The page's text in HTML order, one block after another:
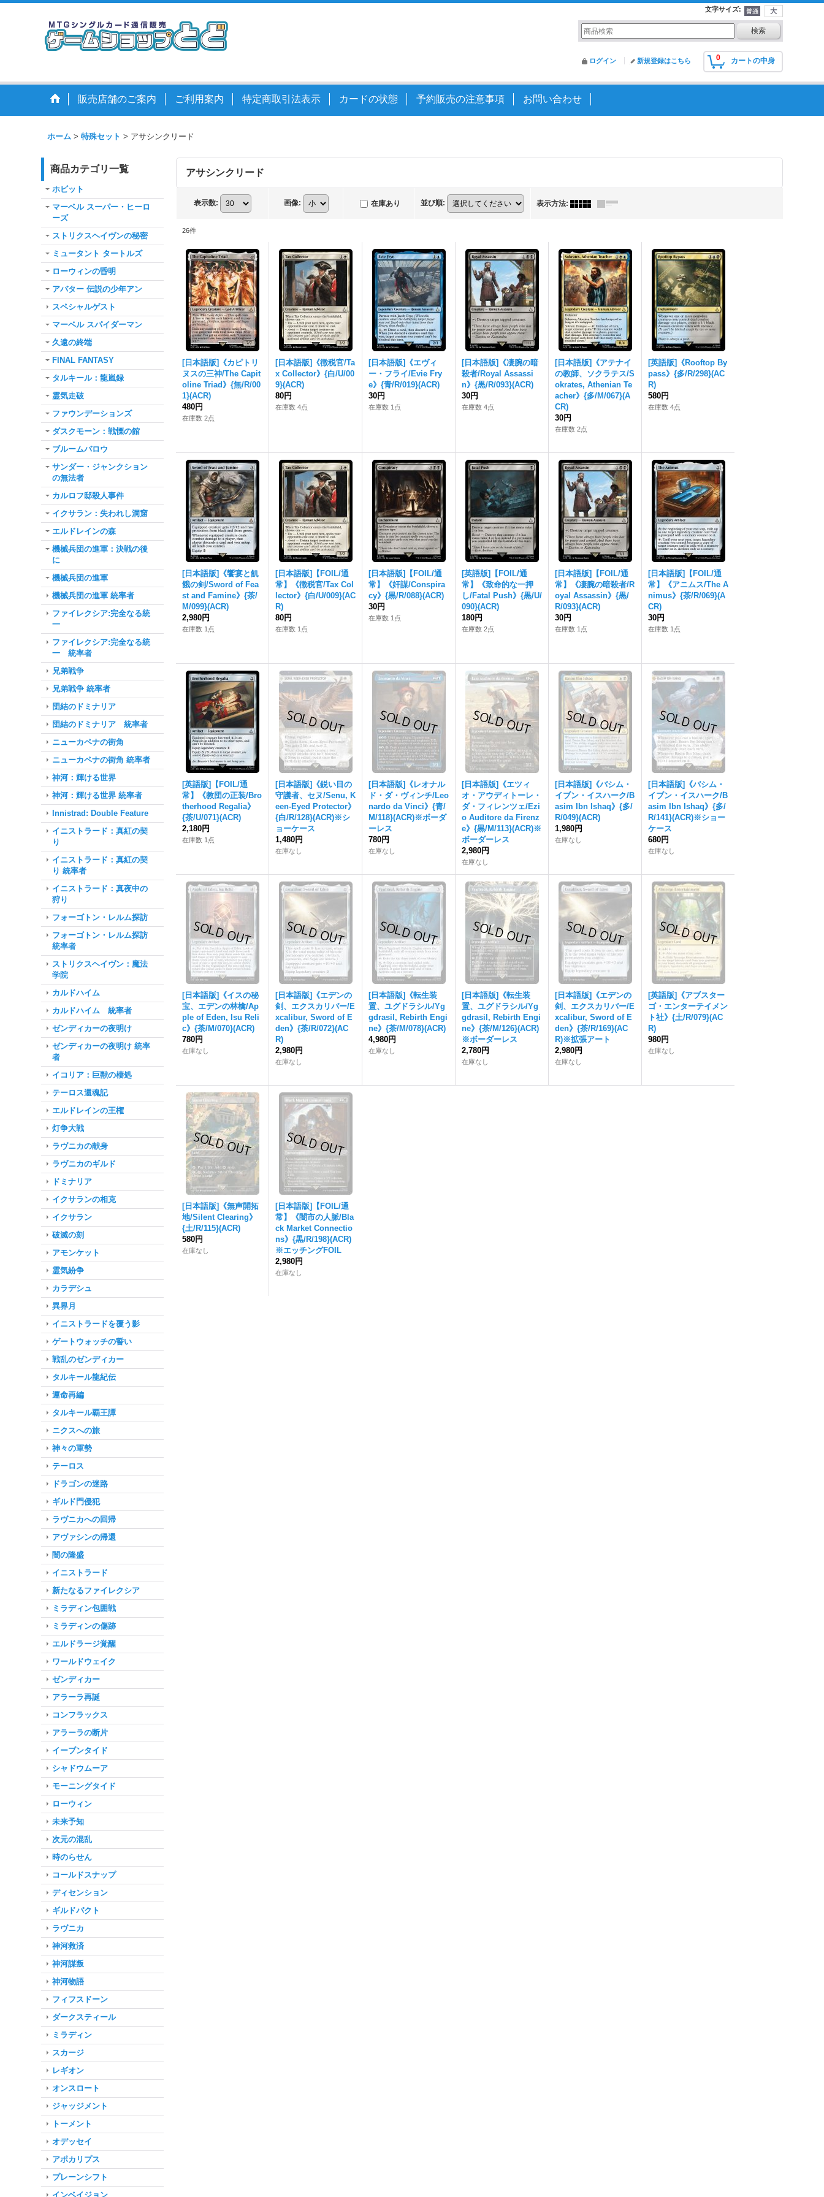
文字サイズ:
0 カートの中身
ログイン 新規登録はこちら
販売店舗のご案内 ご利用案内 特定商取引法表示 カードの状態 予約販売の注意事項 お問い合わせ
ホーム > 特殊セット > アサシンクリード
商品カテゴリ一覧
ホビット
マーベル スーパー・ヒーロ
ーズ
ストリクスヘイヴンの秘密
ミュータント タートルズ
ローウィンの昏明
アバター 伝説の少年アン
スペシャルゲスト
マーベル スパイダーマン
久遠の終端
FINAL FANTASY
タルキール：龍嵐録
霊気走破
ファウンデーションズ
ダスクモーン：戦慄の館
ブルームバロウ
サンダー・ジャンクション
の無法者
カルロフ邸殺人事件
イクサラン：失われし洞窟
エルドレインの森
機械兵団の進軍：決戦の後
に
機械兵団の進軍
機械兵団の進軍 統率者
ファイレクシア:完全なる統
一
ファイレクシア:完全なる統
一 統率者
兄弟戦争
兄弟戦争 統率者
団結のドミナリア
団結のドミナリア 統率者
ニューカペナの街角
ニューカペナの街角 統率者
神河：輝ける世界
神河：輝ける世界 統率者
Innistrad: Double Feature
イニストラード：真紅の契
り
イニストラード：真紅の契
り 統率者
イニストラード：真夜中の
狩り
フォーゴトン・レルム探訪
フォーゴトン・レルム探訪
統率者
ストリクスヘイヴン：魔法
学院
カルドハイム
カルドハイム 統率者
ゼンディカーの夜明け
ゼンディカーの夜明け 統率
者
イコリア：巨獣の棲処
テーロス還魂記
エルドレインの王権
灯争大戦
ラヴニカの献身
ラヴニカのギルド
ドミナリア
イクサランの相克
イクサラン
破滅の刻
アモンケット
霊気紛争
カラデシュ
異界月
イニストラードを覆う影
ゲートウォッチの誓い
戦乱のゼンディカー
タルキール龍紀伝
運命再編
タルキール覇王譚
ニクスへの旅
神々の軍勢
テーロス
ドラゴンの迷路
ギルド門侵犯
ラヴニカへの回帰
アヴァシンの帰還
闇の隆盛
イニストラード
新たなるファイレクシア
ミラディン包囲戦
ミラディンの傷跡
エルドラージ覚醒
ワールドウェイク
ゼンディカー
アラーラ再誕
コンフラックス
アラーラの断片
イーブンタイド
シャドウムーア
モーニングタイド
ローウィン
未来予知
次元の混乱
時のらせん
コールドスナップ
ディセンション
ギルドパクト
ラヴニカ
神河救済
神河謀叛
神河物語
フィフスドーン
ダークスティール
ミラディン
スカージ
レギオン
オンスロート
ジャッジメント
トーメント
オデッセイ
アポカリプス
プレーンシフト
インベイジョン
アサシンクリード
表示数: 画像: 在庫あり 並び順: 表示方法:
26件
[日本語版]《カピトリ
ヌスの三神/The Capit
oline Triad》{無/R/00
1}(ACR)
480円
在庫数 2点
[日本語版]《徴税官/Ta
x Collector》{白/U/00
9}(ACR)
80円
在庫数 4点
[日本語版]《エヴィ
ー・フライ/Evie Fry
e》{青/R/019}(ACR)
30円
在庫数 1点
[日本語版]《凄腕の暗
殺者/Royal Assassi
n》{黒/R/093}(ACR)
30円
在庫数 4点
[日本語版]《アテナイ
の教師、ソクラテス/S
okrates, Athenian Te
acher》{多/M/067}(A
CR)
30円
在庫数 2点
[英語版]《Rooftop By
pass》{多/R/298}(AC
R)
580円
在庫数 4点
[日本語版]《饗宴と飢
餓の剣/Sword of Fea
st and Famine》{茶/
M/099}(ACR)
2,980円
在庫数 1点
[日本語版]【FOIL/通
常】《徴税官/Tax Col
lector》{白/U/009}(AC
R)
80円
在庫数 1点
[日本語版]【FOIL/通
常】《奸謀/Conspira
cy》{黒/R/088}(ACR)
30円
在庫数 1点
[英語版]【FOIL/通
常】《致命的な一押
し/Fatal Push》{黒/U/
090}(ACR)
180円
在庫数 2点
[日本語版]【FOIL/通
常】《凄腕の暗殺者/R
oyal Assassin》{黒/
R/093}(ACR)
30円
在庫数 1点
[日本語版]【FOIL/通
常】《アニムス/The A
nimus》{茶/R/069}(A
CR)
30円
在庫数 1点
[英語版]【FOIL/通
常】《教団の正装/Bro
therhood Regalia》
{茶/U/071}(ACR)
2,180円
在庫数 1点
[日本語版]《鋭い目の
守護者、セヌ/Senu, K
een-Eyed Protector》
{白/R/128}(ACR)※シ
ョーケース
1,480円
在庫なし
[日本語版]《レオナル
ド・ダ・ヴィンチ/Leo
nardo da Vinci》{青/
M/118}(ACR)※ボーダ
ーレス
780円
在庫なし
[日本語版]《エツィ
オ・アウディトーレ・
ダ・フィレンツェ/Ezi
o Auditore da Firenz
e》{黒/M/113}(ACR)※
ボーダーレス
2,980円
在庫なし
[日本語版]《バシム・
イブン・イスハーク/B
asim Ibn Ishaq》{多/
R/049}(ACR)
1,980円
在庫なし
[日本語版]《バシム・
イブン・イスハーク/B
asim Ibn Ishaq》{多/
R/141}(ACR)※ショー
ケース
680円
在庫なし
[日本語版]《イスの秘
宝、エデンの林檎/Ap
ple of Eden, Isu Reli
c》{茶/M/070}(ACR)
780円
在庫なし
[日本語版]《エデンの
剣、エクスカリバー/E
xcalibur, Sword of E
den》{茶/R/072}(AC
R)
2,980円
在庫なし
[日本語版]《転生装
置、ユグドラシル/Yg
gdrasil, Rebirth Engi
ne》{茶/M/078}(ACR)
4,980円
在庫なし
[日本語版]《転生装
置、ユグドラシル/Yg
gdrasil, Rebirth Engi
ne》{茶/M/126}(ACR)
※ボーダーレス
2,780円
在庫なし
[日本語版]《エデンの
剣、エクスカリバー/E
xcalibur, Sword of E
den》{茶/R/169}(AC
R)※拡張アート
2,980円
在庫なし
[英語版]《アブスター
ゴ・エンターテイメン
ト社》{土/R/079}(AC
R)
980円
在庫なし
[日本語版]《無声開拓
地/Silent Clearing》
{土/R/115}(ACR)
580円
在庫なし
[日本語版]【FOIL/通
常】《闇市の人脈/Bla
ck Market Connectio
ns》{黒/R/198}(ACR)
※エッチングFOIL
2,980円
在庫なし